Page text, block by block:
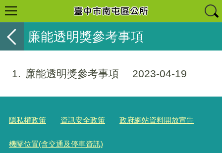
廉能透明獎參考事項
1 廉能透明獎參考事項 2023-04-19
隱私權政策 資訊安全政策 政府網站資料開放宣告
機關位置(含交通及停車資訊)